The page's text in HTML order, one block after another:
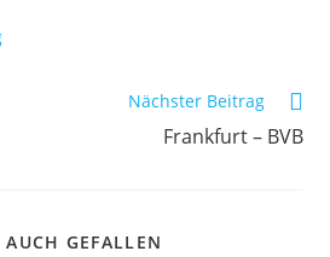
Nächster Beitrag
Frankfurt – BVB
GEFALLEN